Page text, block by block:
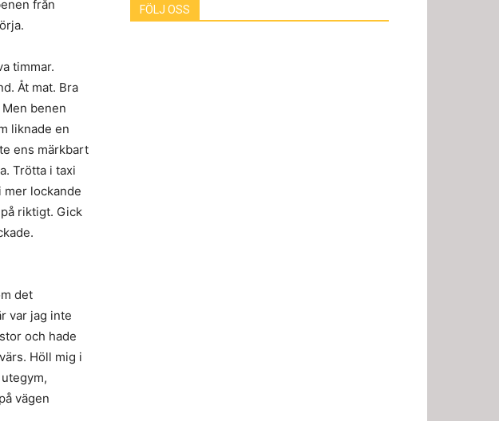
från
timmar.
Åt mat. Bra
benen
liknade en
ens märkbart
Trötta i taxi
mer lockande
riktigt. Gick
det
var jag inte
och hade
Höll mig i
vägen
FÖLJ OSS